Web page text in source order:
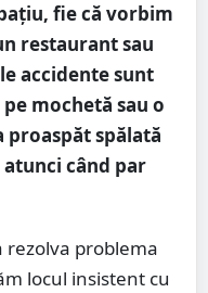
fie că vorbim
restaurant sau
accidente sunt
mochetă sau o
proaspăt spălată
când par
rezolva problema
locul insistent cu